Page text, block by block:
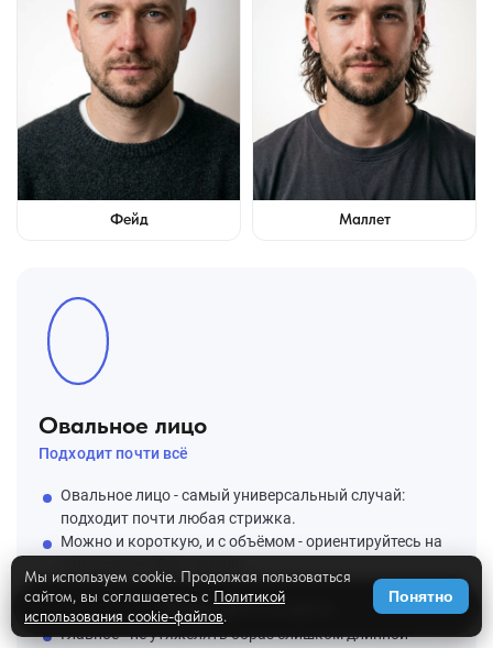
Фейд Маллет
Овальное лицо
Подходит почти всё
Овальное лицо - самый универсальный случай:
подходит почти любая стрижка.
Можно и короткую, и с объёмом - ориентируйтесь на
Борода не обязательна, но любой её вариант ляжет
органично.
Главное - не утяжелять образ слишком длинной
✨Примерить на фото
Мы используем cookie. Продолжая пользоваться
сайтом, вы соглашаетесь с Политикой
использования cookie-файлов.
Понятно